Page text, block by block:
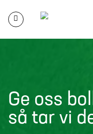
content
Ge oss
så tar vi